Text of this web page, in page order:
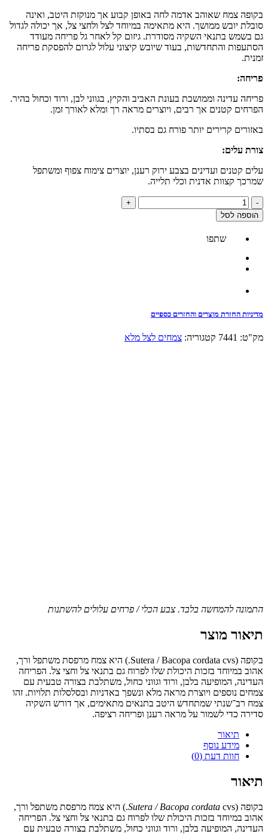
בקופה צמח שאוהב אדמה לחה באופן קבוע אך מנוקזת היטב, ואינה
סובלת יובש ממושך. היא מתאימה במיוחד לצל ולחצי צל, אך יכולה לגדול
גם בשמש בתנאי השקיה מסודרת. גיזום קל לאחר גל פריחה מעודד
הסתעפות והתחדשות, בעוד שיובש קיצוני עלול לגרום להפסקת פריחה
זמנית.
פריחה:
פריחה עדינה וממושכת בעונת האביב והקיץ, בגווני לבן, ורוד וכחול בהיר.
הפרחים קטנים אך רבים, ויוצרים מראה רך ומלא לאורך זמן.
באזורים קרירים יותר פורח גם בסתיו.
צורת עלים:
עלים קטנים ועדינים בצבע ירוק רענן, יוצרים צימוח צפוף ומשתפל
שמרכך קצוות אדנית וכלי תלייה.
-
כמות
של
בקופה
סוטרה
לבובה
+
הוספה לסל
שתפו
מדיניות החזרת מוצרים והחזרים כספיים
מק"ט: 7441 קטגוריה: צמחים לצל מלא
התמונה להמחשה בלבד. צבע הכלי / פרחים עלולים להשתנות
תיאור מוצר
בקופה (Sutera / Bacopa cordata cvs.) היא צמח מרפסת משתפל ורך,
אהוב במיוחד בזכות היכולת שלו לפרוח גם בתנאי צל וחצי צל. הפריחה
העדינה, המופיעה בלבן, ורוד וגווני כחול, משתלבת בצורה טבעית עם
צמחים נוספים ויוצרת מראה מלא ונשפך באדניות ובסלסלות תלויות. זהו
צמח רב־שנתי שמתחדש היטב בתנאים מתאימים, אך דורש השקיה
סדירה כדי לשמור על מראה רענן ופריחה רציפה.
תיאור
מידע נוסף
חוות דעת (0)
תיאור
בקופה ( Sutera / Bacopa cordatacvs.) היא צמח מרפסת משתפל ורך,
אהוב במיוחד בזכות היכולת שלו לפרוח גם בתנאי צל וחצי צל. הפריחה
העדינה, המופיעה בלבן, ורוד וגווני כחול, משתלבת בצורה טבעית עם